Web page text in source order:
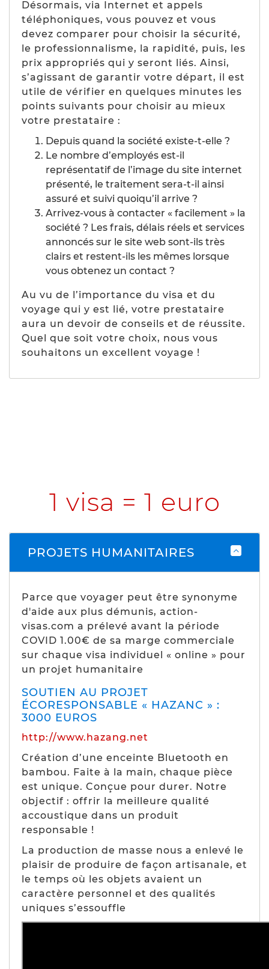
Désormais, via Internet et appels
téléphoniques, vous pouvez et vous
devez comparer pour choisir la sécurité,
le professionnalisme, la rapidité, puis, les
prix appropriés qui y seront liés. Ainsi,
s’agissant de garantir votre départ, il est
utile de vérifier en quelques minutes les
points suivants pour choisir au mieux
votre prestataire :
Depuis quand la société existe-t-elle ?
Le nombre d’employés est-il
représentatif de l’image du site internet
présenté, le traitement sera-t-il ainsi
assuré et suivi quoiqu’il arrive ?
Arrivez-vous à contacter « facilement » la
société ? Les frais, délais réels et services
annoncés sur le site web sont-ils très
clairs et restent-ils les mêmes lorsque
vous obtenez un contact ?
Au vu de l’importance du visa et du
voyage qui y est lié, votre prestataire
aura un devoir de conseils et de réussite.
Quel que soit votre choix, nous vous
souhaitons un excellent voyage !
1 visa = 1 euro
PROJETS HUMANITAIRES
Parce que voyager peut être synonyme
d'aide aux plus démunis, action-
visas.com a prélevé avant la période
COVID 1.00€ de sa marge commerciale
sur chaque visa individuel « online » pour
un projet humanitaire
SOUTIEN AU PROJET
ÉCORESPONSABLE « HAZANC » :
3000 EUROS
http://www.hazang.net
Création d’une enceinte Bluetooth en
bambou. Faite à la main, chaque pièce
est unique. Conçue pour durer. Notre
objectif : offrir la meilleure qualité
accoustique dans un produit
responsable !
La production de masse nous a enlevé le
plaisir de produire de façon artisanale, et
le temps où les objets avaient un
caractère personnel et des qualités
uniques s’essouffle